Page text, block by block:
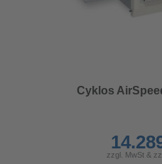
Cyklos
zzgl. MwSt &